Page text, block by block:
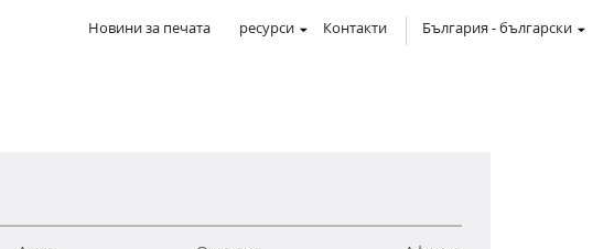
Новини за печата ресурси Контакти България -български